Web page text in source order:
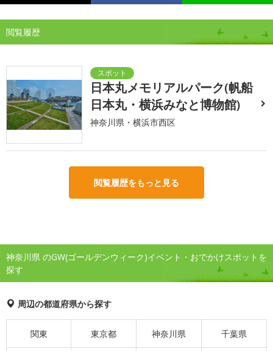
閲覧履歴
日本丸メモリアルパーク(帆船
日本丸・横浜みなと博物館)
神奈川県・横浜市西区
閲覧履歴をもっと見る
神奈川県 のGW(ゴールデンウィーク)イベント・おでかけスポットを
探す
周辺の都道府県から探す
関東 東京都 神奈川県 千葉県